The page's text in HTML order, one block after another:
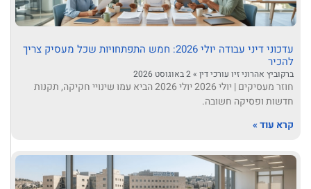
עדכוני דיני עבודה יולי 2026: חמש התפתחויות שכל מעסיק צריך
להכיר
ברקוביץ אהרוני זיו עורכי דין
חוזר מעסיקים | יולי 2026 יולי 2026 הביא עמו שינויי חקיקה, תקנות
חדשות ופסיקה חשובה.
קרא עוד »